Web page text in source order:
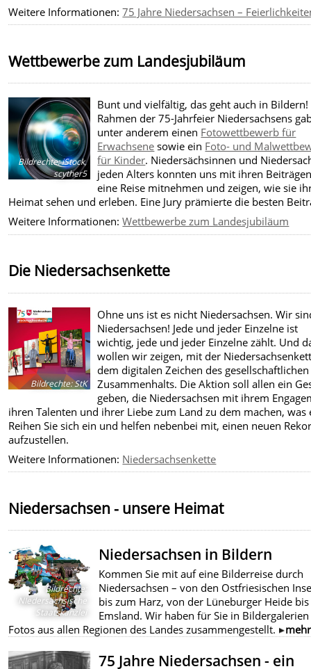
Weitere Informationen:75 Jahre Niedersachsen –
Wettbewerbe zum Landesjubiläum
Bildrechte:iStock,
scyther5
Bunt und vielfältig, das geht auch in
Rahmen der 75-Jahrfeier Niedersachsens
unter anderem einen Fotowettbewerb für
Erwachsene sowie ein Foto- und
für Kinder. Niedersächsinnen und
jeden Alters konnten uns mit ihren
eine Reise mitnehmen und zeigen, wie sie
Heimat sehen und erleben. Eine Jury prämierte die besten
Weitere Informationen:Wettbewerbe zum Landesjubiläum
Die Niedersachsenkette
Bildrechte:StK
Ohne uns ist es nicht Niedersachsen. Wir
Niedersachsen! Jede und jeder Einzelne ist
wichtig, jede und jeder Einzelne zählt. Und
wollen wir zeigen, mit der
dem digitalen Zeichen des gesellschaftlichen
Zusammenhalts. Die Aktion soll allen ein
geben, die Niedersachsen mit ihrem
ihren Talenten und ihrer Liebe zum Land zu dem machen, was
Reihen Sie sich ein und helfen nebenbei mit, einen neuen
aufzustellen.
Weitere Informationen: Niedersachsenkette
Niedersachsen - unsere Heimat
Bildrechte
NIedersächsische
Staatskanzlei
Niedersachsen in Bildern
Kommen Sie mit auf eine Bilderreise durch
Niedersachsen – von den Ostfriesischen
bis zum Harz, von der Lüneburger Heide
Emsland. Wir haben für Sie in Bildergalerien
Fotos aus allen Regionen des Landes zusammengestellt.
mehr
75 Jahre Niedersachsen - ein